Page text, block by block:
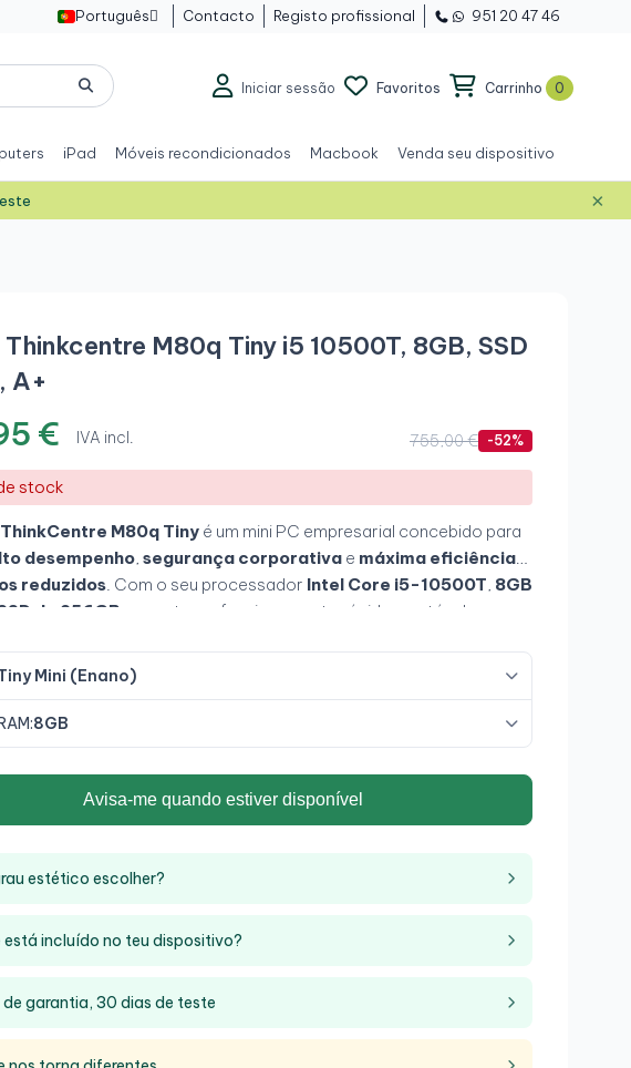
Português  Contacto Registo profissional 951 20 47 46
Iniciar sessão Favoritos Carrinho 0
iPad Móveis recondicionados Macbook Venda seu dispositivo
×
Thinkcentre M80q Tiny i5 10500T, 8GB, SSD
A+
€ IVA incl. 755,00 € -52%
stock
M80q Tinyé um mini PC empresarial concebido para
desempenho, segurança corporativae máxima eficiência
reduzidos. Com o seu processador Intel Core i5-10500T, 8GB
de 256GB , garante um funcionamento rápido e estável em
lo praticamente em qualquer lugar sem abdicar de
profissionais.
Mini (Enano)
8GB
Avisa-me quando estiver disponível
estético escolher?
está incluído no teu dispositivo?
de garantia, 30 dias de teste